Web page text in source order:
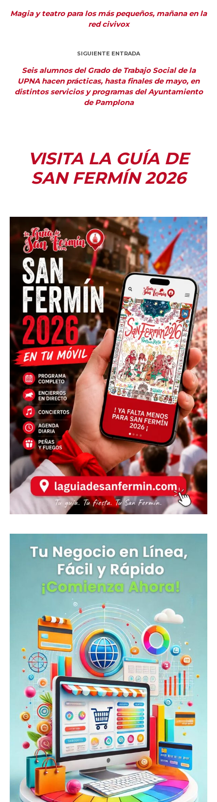
Magia y teatro para los más pequeños, mañana en la
red civivox
SIGUIENTE ENTRADA
Seis alumnos del Grado de Trabajo Social de la
UPNA hacen prácticas, hasta finales de mayo, en
distintos servicios y programas del Ayuntamiento
de Pamplona
VISITA LA GUÍA DE
SAN FERMÍN 2026